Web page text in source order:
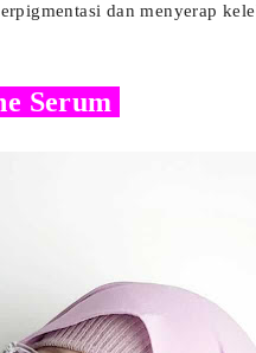
dan menyerap
Serum